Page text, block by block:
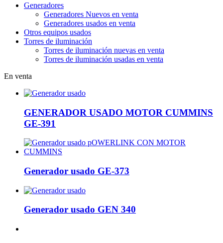
Generadores
Generadores Nuevos en venta
Generadores usados en venta
Otros equipos usados
Torres de iluminación
Torres de iluminación nuevas en venta
Torres de iluminación usadas en venta
En venta
GENERADOR USADO MOTOR CUMMINS
GE-391
Generador usado GE-373
Generador usado GEN 340